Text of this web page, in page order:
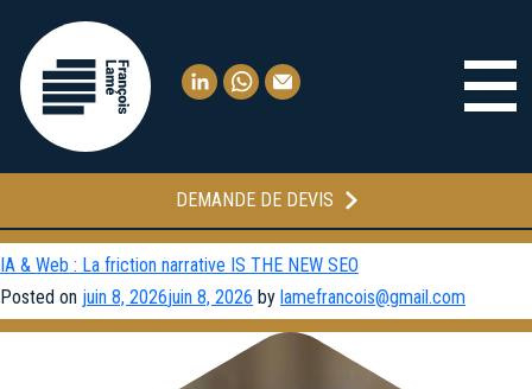
DEMANDE DE DEVIS
Neurosciences & Récits
IA & Web : La friction narrative IS THE NEW SEO
Posted on juin 8, 2026juin 8, 2026 by lamefrancois@gmail.com